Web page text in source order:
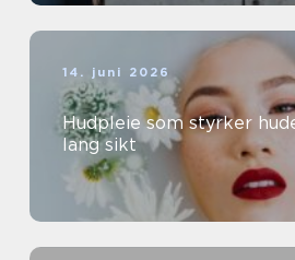
14. juni 2026
Hudpleie som styrker
lang sikt